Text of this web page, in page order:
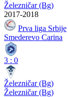
Železničar (Bg)
2017-2018
Prva liga Srbije
Smederevo Carina
3 : 0
Železničar (Bg)
Železničar (Bg)